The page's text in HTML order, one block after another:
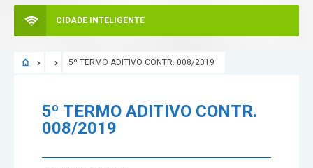
CIDADE INTELIGENTE
5º TERMO ADITIVO CONTR. 008/2019
5º TERMO ADITIVO CONTR.
008/2019